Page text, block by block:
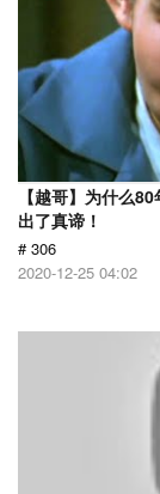
【越哥】为什么
出了真谛！
# 306
2020-12-25 04:02